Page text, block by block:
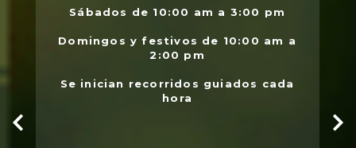
Sábados de 10:00 am a 3:00 pm
Domingos y festivos de 10:00 am a
2:00 pm
Se inician recorridos guiados cada
hora